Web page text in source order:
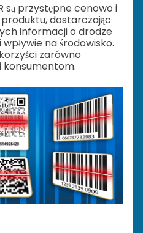
są przystępne cenowo i
produktu, dostarczając
informacji o drodze
na środowisko.
zarówno
konsumentom.